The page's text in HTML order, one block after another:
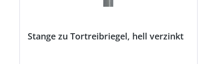
Stange zu Tortreibriegel, hell verzinkt